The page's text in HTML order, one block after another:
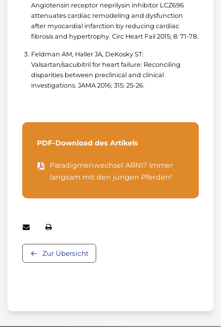
Angiotensin receptor neprilysin inhibitor LCZ696
attenuates cardiac remodeling and dysfunction
after myocardial infarction by reducing cardiac
fibrosis and hypertrophy. Circ Heart Fail 2015; 8: 71-78.
Feldman AM, Haller JA, DeKosky ST:
Valsartan/sacubitril for heart failure: Reconciling
disparities between preclinical and clinical
investigations. JAMA 2016; 315: 25-26.
PDF-Download des Artikels
Paradigmenwechsel ARNI? Immer
langsam mit den jungen Pferden!
Zur Übersicht